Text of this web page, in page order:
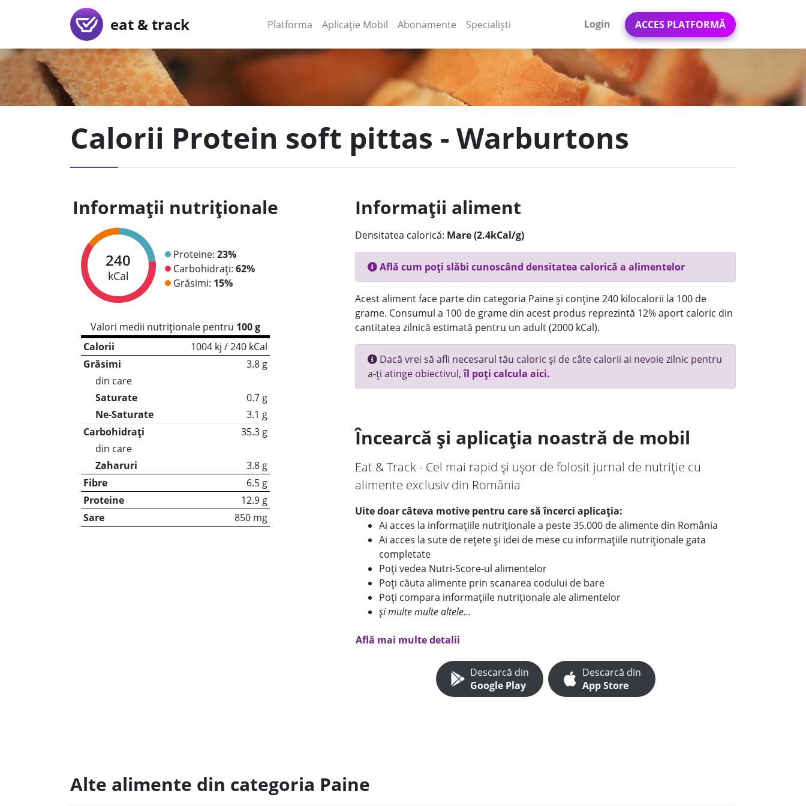
eat & track Platforma (current)
Aplicație Mobil (current)
Abonamente Specialiști Login ACCES PLATFORMĂ
Calorii Protein soft pittas - Warburtons
Informații nutriționale
240
kCal
Proteine: 23%
Carbohidrați: 62%
Grăsimi: 15%
Valori medii nutriționale pentru 100 g
Calorii
1004 kj / 240 kCal
Grăsimi
3.8 g
din care
Saturate
0.7 g
Ne-Saturate
3.1 g
Carbohidrați
35.3 g
din care
Zaharuri
3.8 g
Fibre
6.5 g
Proteine
12.9 g
Sare
850 mg
Informații aliment
Densitatea calorică: Mare (2.4kCal/g)
Află cum poți slăbi cunoscând densitatea calorică a alimentelor
Acest aliment face parte din categoria Paine și conține 240 kilocalorii la 100 de
grame. Consumul a 100 de grame din acest produs reprezintă 12% aport caloric din
cantitatea zilnică estimată pentru un adult (2000 kCal).
Dacă vrei să afli necesarul tău caloric și de câte calorii ai nevoie zilnic pentru
a-ți atinge obiectivul,îl poți calcula aici.
Încearcă și aplicația noastră de mobil
Eat & Track - Cel mai rapid și ușor de folosit jurnal de nutriție cu
alimente exclusiv din România
Uite doar câteva motive pentru care să încerci aplicația:
Ai acces la informațiile nutriționale a peste 35.000 de alimente din România
Ai acces la sute de rețete și idei de mese cu informațiile nutriționale gata
completate
Poți vedea Nutri-Score-ul alimentelor
Poți căuta alimente prin scanarea codului de bare
Poți compara informațiile nutriționale ale alimentelor
și multe multe altele...
Află mai multe detalii
Descarcă din
Google Play
Descarcă din
App Store
Alte alimente din categoria Paine